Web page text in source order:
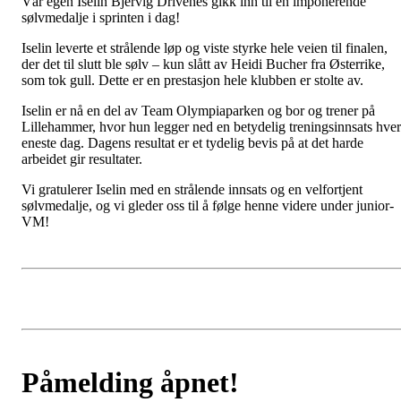
sølvmedalje i sprinten i dag!
Iselin leverte et strålende løp og viste styrke hele veien til finalen,
der det til slutt ble sølv – kun slått av Heidi Bucher fra Østerrike,
som tok gull. Dette er en prestasjon hele klubben er stolte av.
Iselin er nå en del av Team Olympiaparken og bor og trener på
Lillehammer, hvor hun legger ned en betydelig treningsinnsats hver
eneste dag. Dagens resultat er et tydelig bevis på at det harde
arbeidet gir resultater.
Vi gratulerer Iselin med en strålende innsats og en velfortjent
sølvmedalje, og vi gleder oss til å følge henne videre under junior-
VM!
Påmelding åpnet!